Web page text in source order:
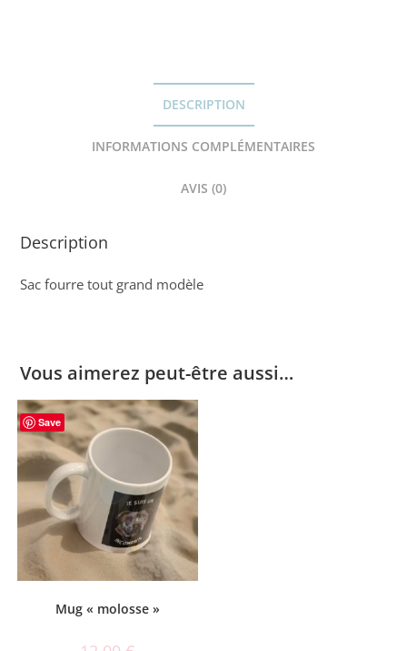
DESCRIPTION
INFORMATIONS COMPLÉMENTAIRES
AVIS (0)
Description
Sac fourre tout grand modèle
Vous aimerez peut-être aussi…
Save
Mug « molosse »